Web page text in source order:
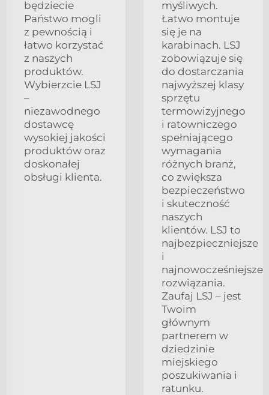
będziecie
Państwo mogli
z pewnością i
łatwo korzystać
z naszych
produktów.
Wybierzcie LSJ
–
niezawodnego
dostawcę
wysokiej jakości
produktów oraz
doskonałej
obsługi klienta.
myśliwych.
Łatwo montuje
się je na
karabinach. LSJ
zobowiązuje się
do dostarczania
najwyższej klasy
sprzętu
termowizyjnego
i ratowniczego
spełniającego
wymagania
różnych branż,
co zwiększa
bezpieczeństwo
i skuteczność
naszych
klientów. LSJ to
najbezpieczniejsze
i
najnowocześniejsze
rozwiązania.
Zaufaj LSJ – jest
Twoim
głównym
partnerem w
dziedzinie
miejskiego
poszukiwania i
ratunku.